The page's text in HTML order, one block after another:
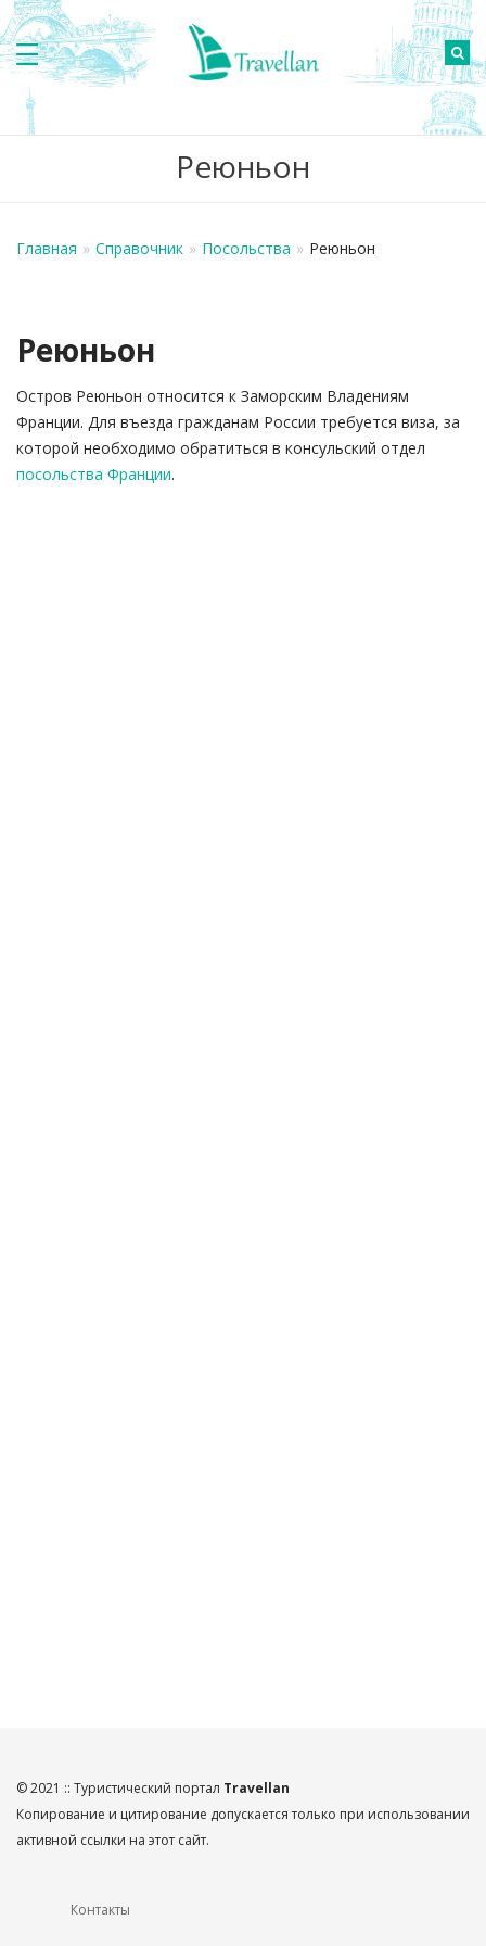
Реюньон
Главная » Справочник » Посольства » Реюньон
Реюньон
Остров Реюньон относится к Заморским Владениям
Франции. Для въезда гражданам России требуется виза, за
которой необходимо обратиться в консульский отдел
посольства Франции.
© 2021 :: Туристический портал Travellan
Копирование и цитирование допускается только при использовании
активной ссылки на этот сайт.
Контакты